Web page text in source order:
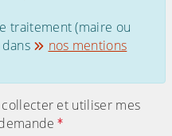
traitement (maire ou
nos mentions
et utiliser mes